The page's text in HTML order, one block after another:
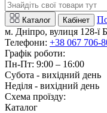
Каталог Кабінет
м. Дніпро, вулиця 128-ї
Телефони: +38 067 706-
Графік роботи:
Пн-Пт: 9:00 – 16:00
Субота - вихідний день
Неділя - вихідний день
Схема проїзду:
Каталог